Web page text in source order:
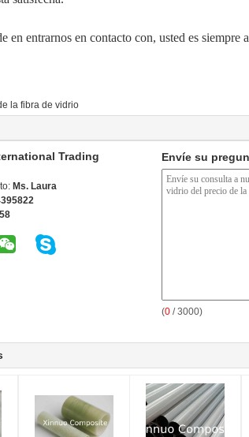
en entrarnos en contacto con, usted es siempre
la fibra de vidrio
Trading
Ms. Laura
Envíe su
(0 / 3000)